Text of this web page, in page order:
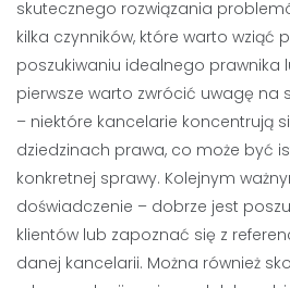
skutecznego rozwiązania
kilka czynników, które warto wziąć
poszukiwaniu idealnego prawnika
pierwsze warto zwrócić uwagę na
– niektóre kancelarie koncentrują
dziedzinach prawa, co może być
konkretnej sprawy. Kolejnym
doświadczenie – dobrze jest
klientów lub zapoznać się z
danej kancelarii. Można również